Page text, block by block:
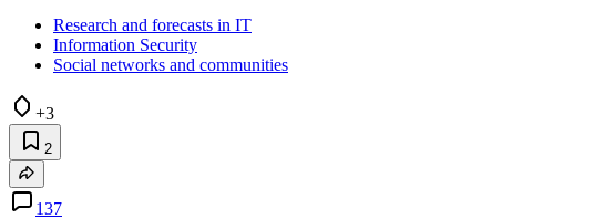
Research and forecasts in IT
Information Security
Social networks and communities
+3
2
137